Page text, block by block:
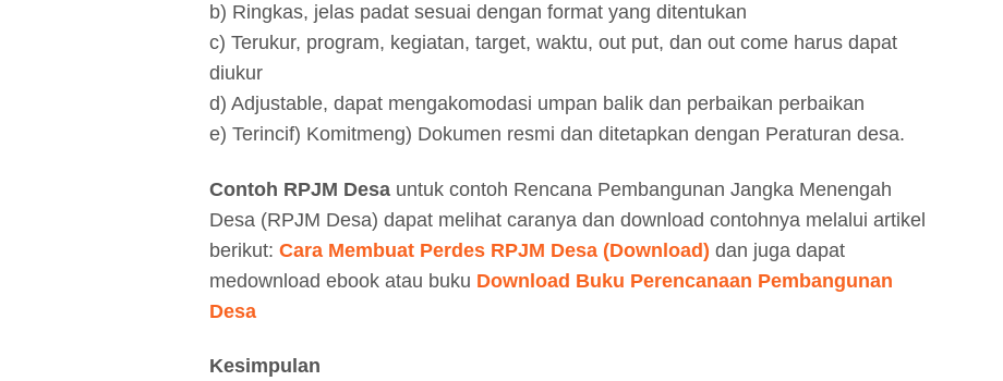
b) Ringkas, jelas padat sesuai dengan format yang ditentukan
c) Terukur, program, kegiatan, target, waktu, out put, dan out come harus dapat
diukur
d) Adjustable, dapat mengakomodasi umpan balik dan perbaikan perbaikan
e) Terincif) Komitmeng) Dokumen resmi dan ditetapkan dengan Peraturan desa.
Contoh RPJM Desa untuk contoh Rencana Pembangunan Jangka Menengah
Desa (RPJM Desa) dapat melihat caranya dan download contohnya melalui artikel
berikut: Cara Membuat Perdes RPJM Desa (Download) dan juga dapat
medownload ebook atau buku Download Buku Perencanaan Pembangunan
Desa
Kesimpulan